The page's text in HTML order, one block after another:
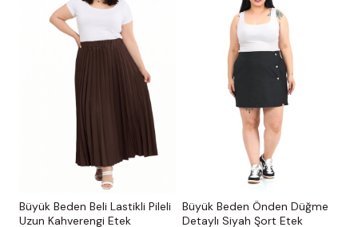
Büyük Beden Beli Lastikli Pileli
Uzun Kahverengi Etek
Büyük Beden Önden Düğme
Detaylı Siyah Şort Etek